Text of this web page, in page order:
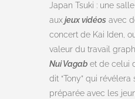
Japan Tsuki : une
auxjeux vidéos avec
concert de Kai Iden,
valeur du travail
Nui Vagab et de celui
dit “Tony” qui révélera
préparée avec les